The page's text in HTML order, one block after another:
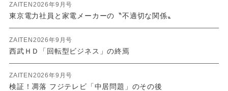
ZAITEN2026年9月号
東京電力社員と家電メーカーの〝不適切な関係〟
ZAITEN2026年9月号
西武ＨＤ「回転型ビジネス」の終焉
ZAITEN2026年9月号
検証！凋落 フジテレビ「中居問題」のその後